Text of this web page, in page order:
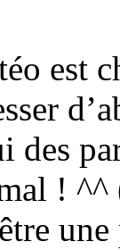
est
des
!